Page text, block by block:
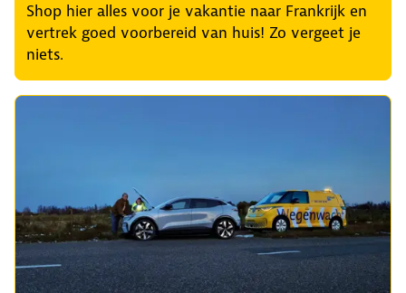
Shop hier alles voor je vakantie naar Frankrijk en
vertrek goed voorbereid van huis! Zo vergeet je
niets.